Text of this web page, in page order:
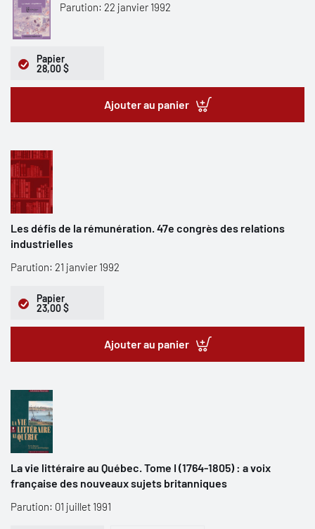
Parution: 22 janvier 1992
Papier
28,00 $
Ajouter au panier
Les défis de la rémunération. 47e congrès des relations
industrielles
Parution: 21 janvier 1992
Papier
23,00 $
Ajouter au panier
La vie littéraire au Québec. Tome I (1764-1805) : a voix
française des nouveaux sujets britanniques
Parution: 01 juillet 1991